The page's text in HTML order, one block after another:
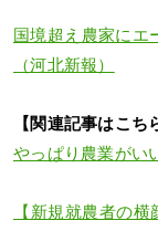
国境超え農家に
（河北新報）
【関連記事はこち
やっぱり農業がい
【新規就農者の